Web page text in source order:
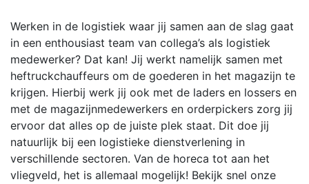
Werken in de logistiek waar jij samen aan de slag gaat
in een enthousiast team van collega’s als logistiek
medewerker? Dat kan! Jij werkt namelijk samen met
heftruckchauffeurs om de goederen in het magazijn te
krijgen. Hierbij werk jij ook met de laders en lossers en
met de magazijnmedewerkers en orderpickers zorg jij
ervoor dat alles op de juiste plek staat. Dit doe jij
natuurlijk bij een logistieke dienstverlening in
verschillende sectoren. Van de horeca tot aan het
vliegveld, het is allemaal mogelijk! Bekijk snel onze